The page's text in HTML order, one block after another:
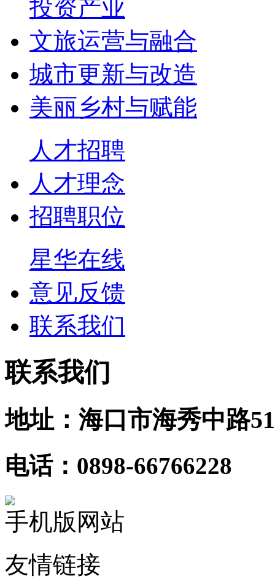
投资产业
文旅运营与融合
城市更新与改造
美丽乡村与赋能
人才招聘
人才理念
招聘职位
星华在线
意见反馈
联系我们
联系我们
地址：海口市海秀中路
电话：0898-66766228
手机版网站
友情链接